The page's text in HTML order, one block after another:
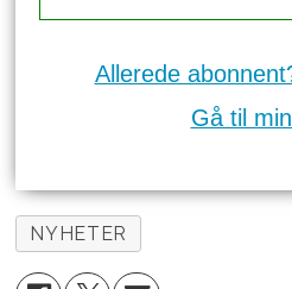
Allerede
Gå til
NYHETER